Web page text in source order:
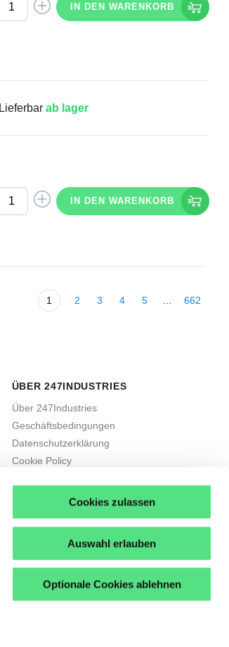
Cookies zulassen
Auswahl erlauben
Optionale Cookies ablehnen
IN DEN WARENKORB
Lieferbar ab lager
IN DEN WARENKORB
1 2 3 4 5 662
ÜBER 247INDUSTRIES
Über 247Industries
Geschäftsbedingungen
Datenschutzerklärung
Cookie Policy